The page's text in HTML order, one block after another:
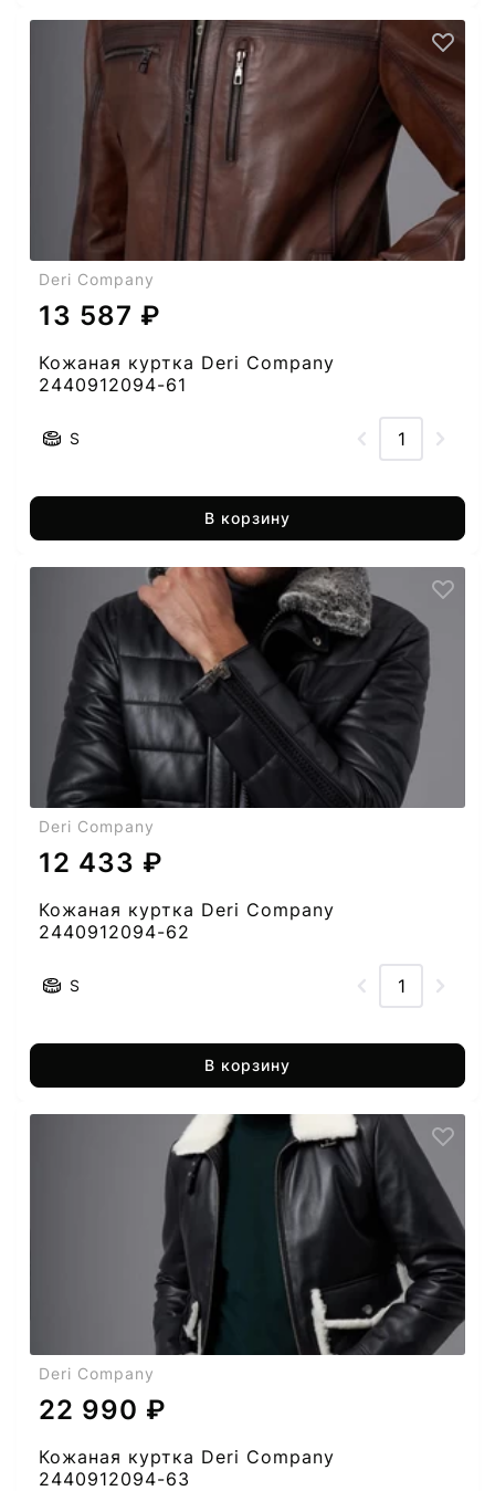
Deri Company
13 587 ₽
Кожаная куртка Deri Company
2440912094-61
S
В корзину
Deri Company
12 433 ₽
Кожаная куртка Deri Company
2440912094-62
S
В корзину
Deri Company
22 990 ₽
Кожаная куртка Deri Company
2440912094-63